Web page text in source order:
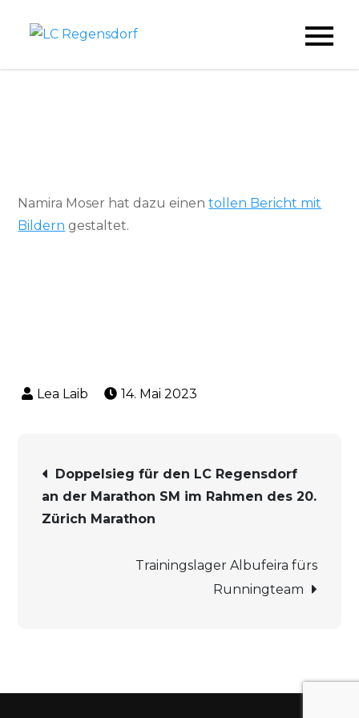
LC Regensdorf
Namira Moser hat dazu einentollen Bericht mit
Bildern gestaltet.
14. Mai 2023
Beitrags-
Navigation
Doppelsieg für den LC Regensdorf
an der Marathon SM im Rahmen des 20.
Zürich Marathon
Trainingslager Albufeira fürs
Runningteam